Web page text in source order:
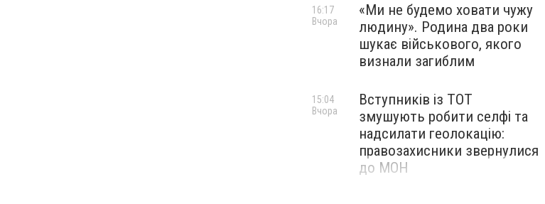
«Ми не будемо ховати чужу
людину». Родина два роки
шукає військового, якого
визнали загиблим
16:17
Вчора
Вступників із ТОТ
змушують робити селфі та
надсилати геолокацію:
правозахисники звернулися
до МОН
15:04
Вчора